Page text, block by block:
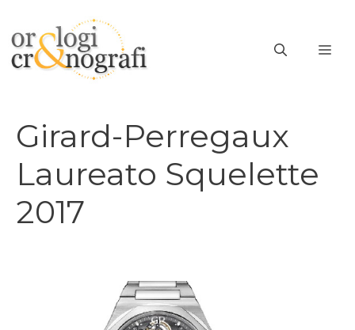
contenuto
Girard-Perregaux
Laureato Squelette
2017